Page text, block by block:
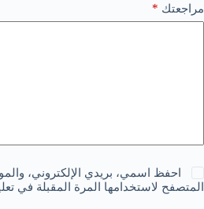
مراجعتك *
احفظ اسمي، بريدي الإلكتروني،
المتصفح لاستخدامها المرة المقبلة في